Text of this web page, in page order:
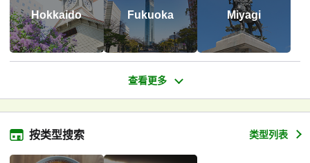
Hokkaido Fukuoka Miyagi
按类型搜索 类型列表